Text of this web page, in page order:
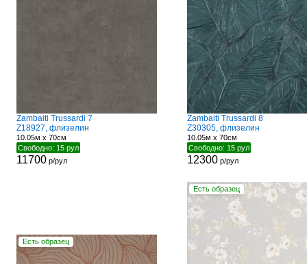
Zambaiti Trussardi 7
Z18927, флизелин
10.05м x 70см
Свободно: 15 рул
11700р/рул
Zambaiti Trussardi 8
Z30305, флизелин
10.05м x 70см
Свободно: 15 рул
12300р/рул
Есть образец
Есть образец